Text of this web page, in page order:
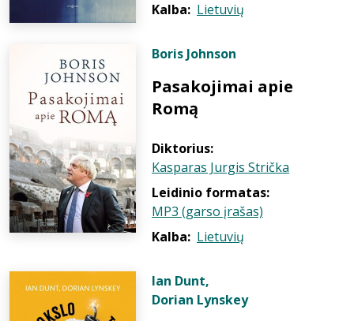
Kalba: Lietuvių
Boris Johnson
Pasakojimai apie
Romą
Diktorius:
Kasparas Jurgis Strička
Leidinio formatas:
MP3 (garso įrašas)
Kalba: Lietuvių
Ian Dunt,
Dorian Lynskey